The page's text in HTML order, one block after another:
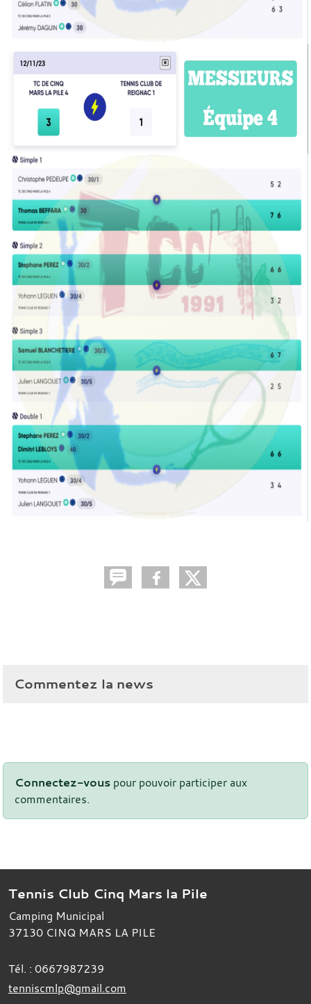
Commentez la news
Connectez-vous pour pouvoir participer aux
commentaires.
Tennis Club Cinq Mars la Pile
Camping Municipal
37130 CINQ MARS LA PILE
Tél. : 0667987239
tenniscmlp@gmail.com